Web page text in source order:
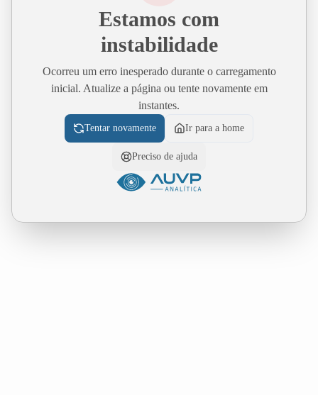
Estamos com
instabilidade
Ocorreu um erro inesperado durante o carregamento
inicial. Atualize a página ou tente novamente em
instantes.
Tentar novamente Ir para a home
Preciso de ajuda